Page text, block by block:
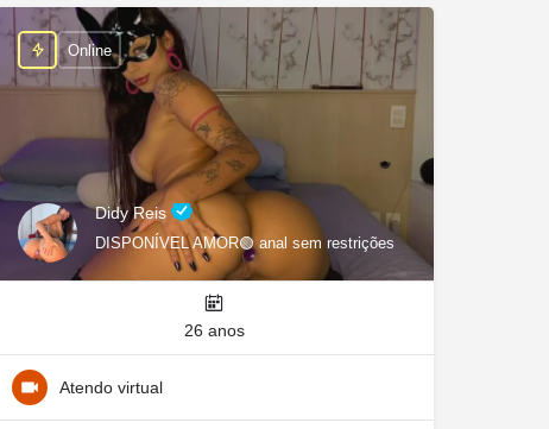
Didy Reis
DISPONÍVEL AMOR🟢 anal sem restrições
Online
26 anos
Atendo virtual